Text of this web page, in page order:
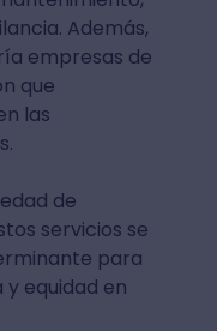
Además,
empresas de
que
las
de
servicios se
para
equidad en